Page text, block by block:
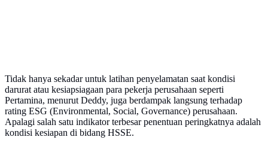
Tidak hanya sekadar untuk latihan penyelamatan saat kondisi
darurat atau kesiapsiagaan para pekerja perusahaan seperti
Pertamina, menurut Deddy, juga berdampak langsung terhadap
rating ESG (Environmental, Social, Governance) perusahaan.
Apalagi salah satu indikator terbesar penentuan peringkatnya adalah
kondisi kesiapan di bidang HSSE.